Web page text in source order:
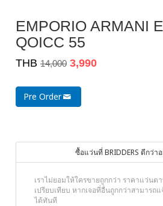
EMPORIO ARMANI
QOICC 55
THB 14,000 3,990
Pre Order
ซื้อแว่นที่ BRIDDERS ดีกว่า
เราไม่ยอมให้ใครขายถูกกว่า ราคาแว่นต
เปรียบเทียบ หากเจอที่อื่นถูกกว่าสามารถ
ได้ทันที